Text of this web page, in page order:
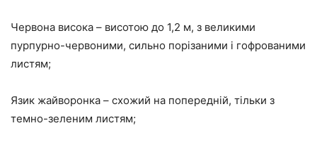
Червона висока – висотою до 1,2 м, з великими
пурпурно-червоними, сильно порізаними і гофрованими
листям;
Язик жайворонка – схожий на попередній, тільки з
темно-зеленим листям;